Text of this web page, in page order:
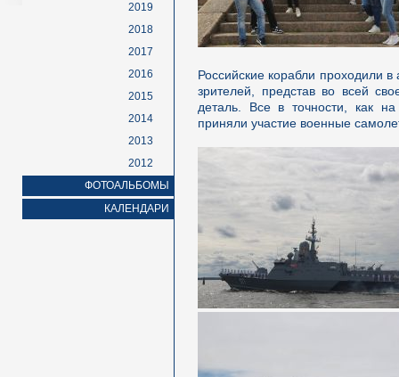
2019
2018
2017
2016
2015
2014
2013
2012
ФОТОАЛЬБОМЫ
КАЛЕНДАРИ
Российские корабли проходили
зрителей, представ во всей
деталь. Все в точности, как
приняли участие военные